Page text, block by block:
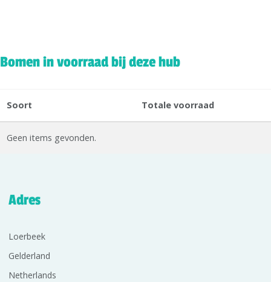
Bomen in voorraad bij deze hub
Soort Totale voorraad
Geen items gevonden.
Adres
Loerbeek
Gelderland
Netherlands